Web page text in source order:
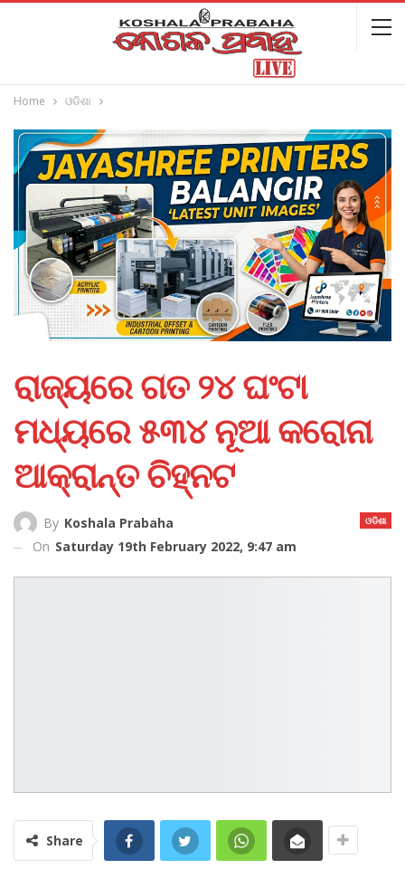
Home ଓଡିଶା
ରାଜ୍ୟରେ ଗତ ୨୪ ଘଂଟା
ମଧ୍ୟରେ ୫୩୪ ନୂଆ କରୋନା
ଆକ୍ରାନ୍ତ ଚିହ୍ନଟ
ଓଡିଶା
By Koshala Prabaha
On Saturday 19th February 2022, 9:47 am
Share